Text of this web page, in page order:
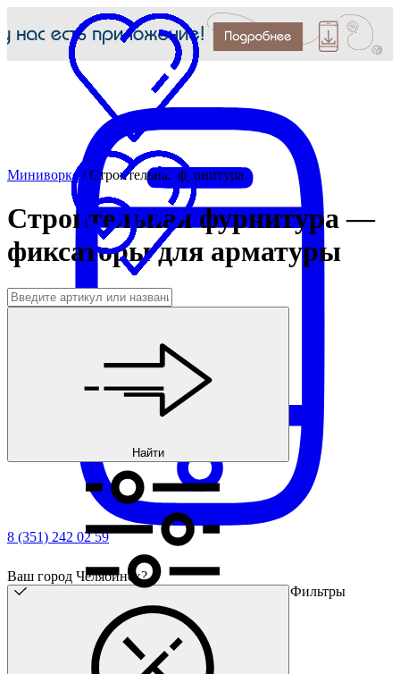
8 (351) 242 02 59
Ваш город Челябинск?
Миниворкс /Строительная фурнитура
Строительная фурнитура —
фиксаторы для арматуры
Найти
Фильтры